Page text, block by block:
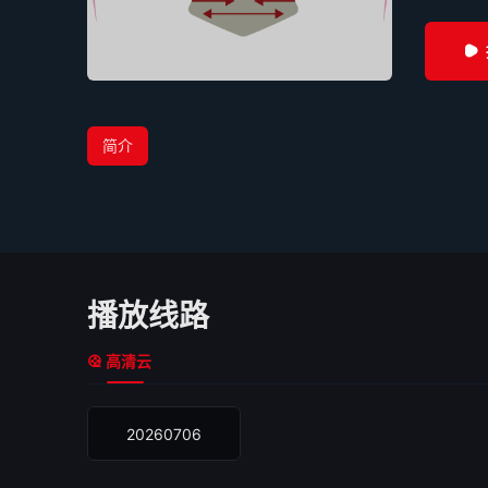
简介
播放线路
高清云
20260706